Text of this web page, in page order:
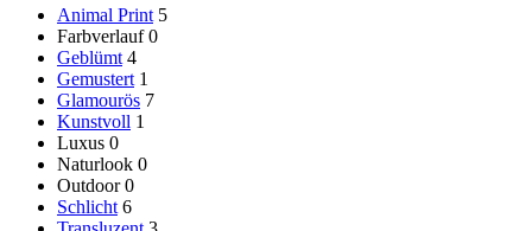
Animal Print 5
Farbverlauf 0
Geblümt 4
Gemustert 1
Glamourös 7
Kunstvoll 1
Luxus 0
Naturlook 0
Outdoor 0
Schlicht 6